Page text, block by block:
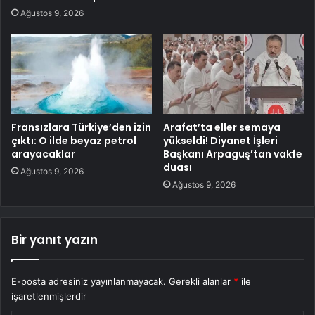
Ağustos 9, 2026
Fransızlara Türkiye’den izin
çıktı: O ilde beyaz petrol
arayacaklar
Ağustos 9, 2026
Arafat’ta eller semaya
yükseldi! Diyanet İşleri
Başkanı Arpaguş’tan vakfe
duası
Ağustos 9, 2026
Bir yanıt yazın
E-posta adresiniz yayınlanmayacak. Gerekli alanlar * ile
işaretlenmişlerdir